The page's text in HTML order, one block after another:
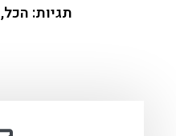
תגיות: הכל,